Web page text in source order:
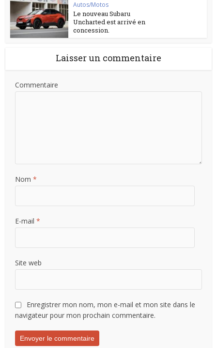
Autos/Motos
Le nouveau Subaru
Uncharted est arrivé en
concession.
Laisser un commentaire
Commentaire
Nom*
E-mail*
Site web
Enregistrer mon nom, mon e-mail et mon site dans le
navigateur pour mon prochain commentaire.